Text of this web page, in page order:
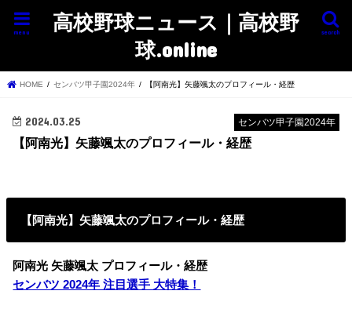
高校野球ニュース｜高校野
球.online
search
menu
HOME センバツ甲子園2024年 【阿南光】矢藤颯太のプロフィール・経歴
センバツ甲子園2024年
2024.03.25
【阿南光】矢藤颯太のプロフィール・経歴
【阿南光】矢藤颯太のプロフィール・経歴
阿南光 矢藤颯太 プロフィール・経歴
センバツ 2024年 注目選手 大特集！